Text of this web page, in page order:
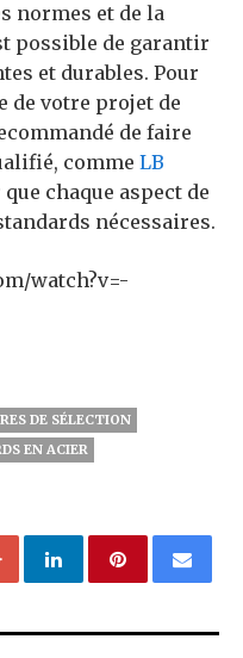
normes et de la
possible de garantir
et durables. Pour
de votre projet de
de faire
comme LB
chaque aspect de
nécessaires.
watch?v=-
DE SÉLECTION
EN ACIER